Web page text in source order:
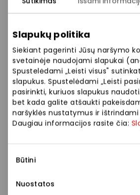
Slapukų politika
Siekiant pagerinti Jūsų naršymo
svetainėje naudojami slapukai
Spustelėdami „Leisti visus"
slapukus. Spustelėdami „Leisti
pasirinkti, kuriuos slapukus
bet kada galite atšaukti
naršyklės nustatymus ir ištrindami
Daugiau informacijos rasite čia:
pasirinkimas
Būtini
Nuostatos